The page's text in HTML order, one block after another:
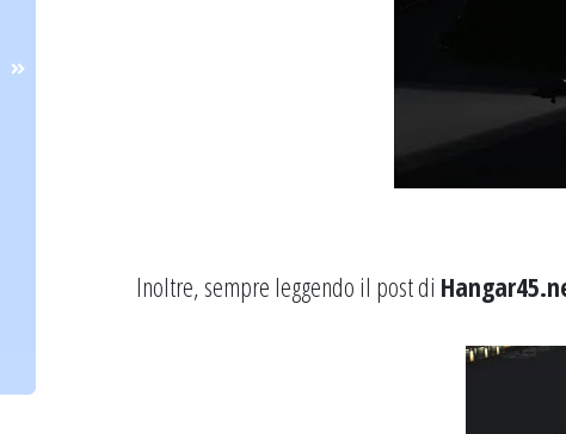
Inoltre, sempre leggendo il post di